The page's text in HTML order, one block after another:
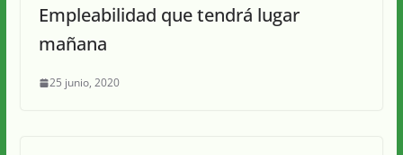
Empleabilidad que tendrá lugar
mañana
25 junio, 2020